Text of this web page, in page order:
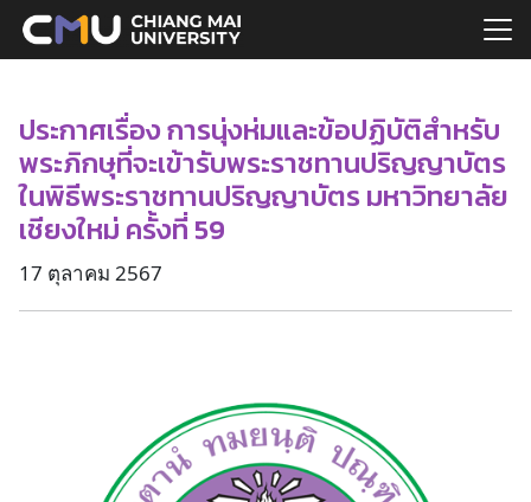
Skip
ประกาศเรื่อง การนุ่งห่มและข้อปฏิบัติสำหรับ
พระภิกษุที่จะเข้ารับพระราชทานปริญญาบัตร
ในพิธีพระราชทานปริญญาบัตร มหาวิทยาลัย
เชียงใหม่ ครั้งที่ 59
17 ตุลาคม 2567